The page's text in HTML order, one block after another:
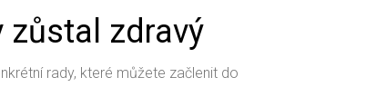
zůstal zdravý
rady, které můžete začlenit do